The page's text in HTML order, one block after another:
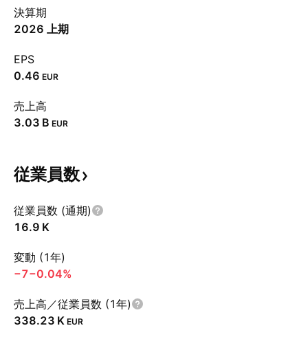
決算期
2026 上期
EPS
0.46 EUR
売上高
‪3.03 B‬ EUR
従業員数
従業員数 (通期)
‪16.9 K‬
変動 (1年)
−7−0.04%
売上高／従業員数 (1年)
‪338.23 K‬ EUR